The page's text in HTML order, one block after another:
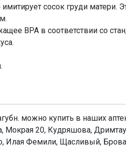
сосок груди матери.
ВРА в соответствии со
можно купить в наших
Мокрая 20, Кудряшова,
Илая Фемили, Щасливый,